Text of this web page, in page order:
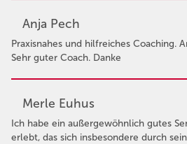
Anja Pech
Praxisnahes und hilfreiches Coaching.
Sehr guter Coach. Danke
Merle Euhus
Ich habe ein außergewöhnlich gutes
erlebt, das sich insbesondere durch